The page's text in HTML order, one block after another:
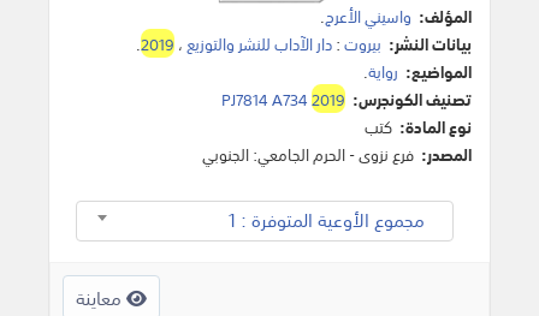
المؤلف: واسيني الأعرج.
بيانات النشر: بيروت:دار الآداب للنشر والتوزيع،2019
.
المواضيع: رواية.
تصنيف الكونجرس:
PJ7814 A7342019
نوع المادة: كتب
المصدر: فرع نزوى - الحرم الجامعي: الجنوبي
مجموع الأوعية المتوفرة : 1
معاينة